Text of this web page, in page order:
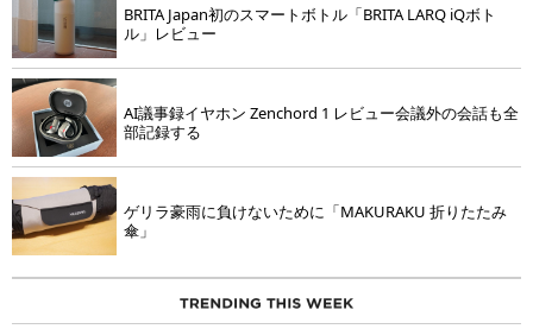
BRITA Japan初のスマートボトル「BRITA LARQ iQボト
ル」レビュー
AI議事録イヤホン Zenchord 1 レビュー会議外の会話も全
部記録する
ゲリラ豪雨に負けないために「MAKURAKU 折りたたみ
傘」